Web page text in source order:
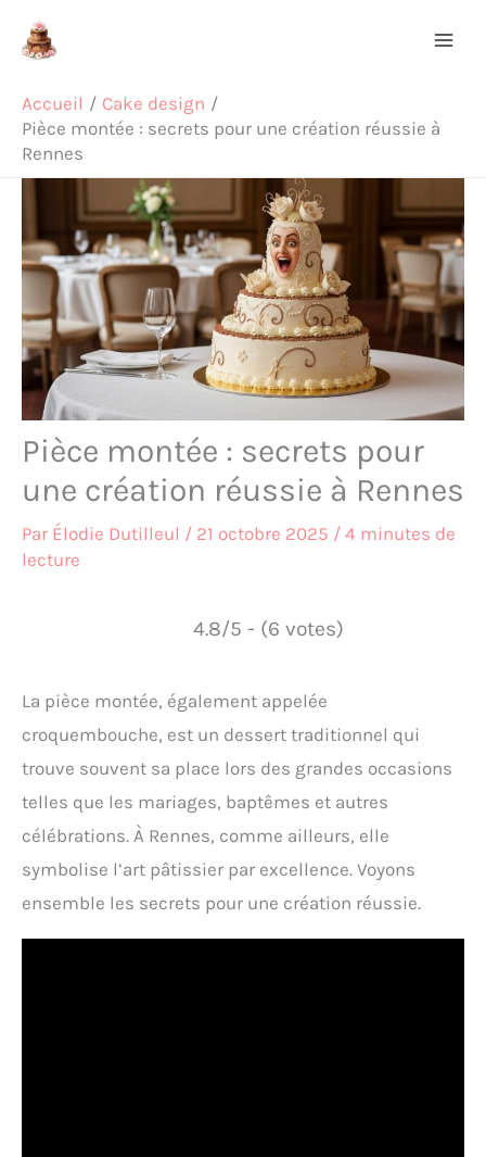
Accueil
Cake design
Pièce montée : secrets pour une création réussie à
Rennes
Pièce montée : secrets pour
une création réussie à Rennes
Par Élodie Dutilleul / 21 octobre 2025 / 4 minutes de
lecture
4.8/5 - (6 votes)
La pièce montée, également appelée
croquembouche, est un dessert traditionnel qui
trouve souvent sa place lors des grandes occasions
telles que les mariages, baptêmes et autres
célébrations. À Rennes, comme ailleurs, elle
symbolise l’art pâtissier par excellence. Voyons
ensemble les secrets pour une création réussie.
Rechercher